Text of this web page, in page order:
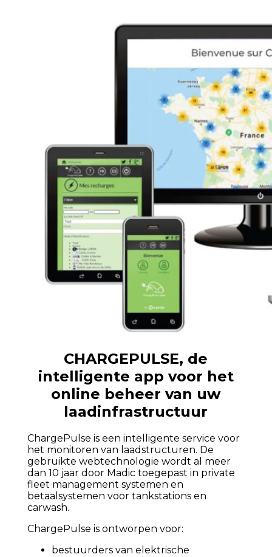
CHARGEPULSE, de
intelligente app voor het
online beheer van uw
laadinfrastructuur
ChargePulse is een intelligente service voor
het monitoren van laadstructuren. De
gebruikte webtechnologie wordt al meer
dan 10 jaar door Madic toegepast in private
fleet management systemen en
betaalsystemen voor tankstations en
carwash.
ChargePulse is ontworpen voor:
bestuurders van elektrische